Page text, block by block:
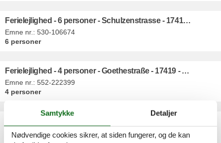
Ferielejlighed - 6 personer - Schulzenstrasse - 17419 - Ahlbeck (Seebad)
Emne nr.: 530-106674
6 personer
Ferielejlighed - 4 personer - Goethestraße - 17419 - Ahlbeck (Seebad)
Emne nr.: 552-222399
4 personer
Emne nr.:552-117410
Samtykke Detaljer
Nødvendige cookies sikrer, at siden fungerer, og de kan